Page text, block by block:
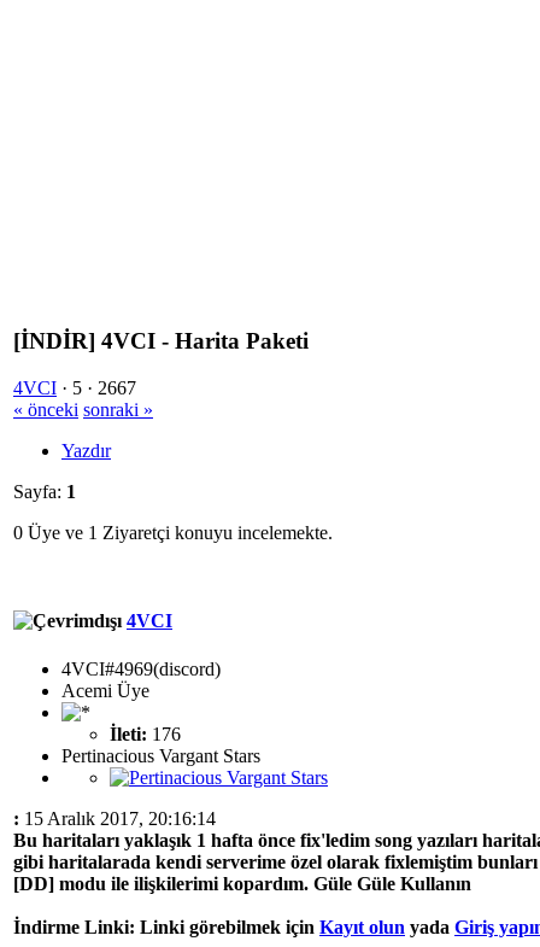
[İNDİR] 4VCI - Harita Paketi
4VCI · 5 · 2667
« önceki sonraki »
Yazdır
Sayfa: 1
0 Üye ve 1 Ziyaretçi konuyu incelemekte.
4VCI
4VCI#4969(discord)
Acemi Üye
İleti: 176
Pertinacious Vargant Stars
: 15 Aralık 2017, 20:16:14
Bu haritaları yaklaşık 1 hafta önce fix'ledim song yazıları
gibi haritalarada kendi serverime özel olarak fixlemiştim
[DD] modu ile ilişkilerimi kopardım. Güle Güle Kullanın
İndirme Linki: Linki görebilmek için Kayıt olun yada Giriş